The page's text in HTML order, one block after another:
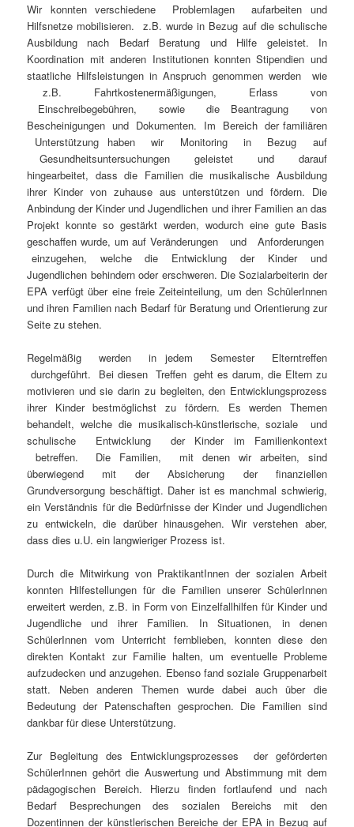
Wir konnten verschiedene Problemlagen aufarbeiten und
Hilfsnetze mobilisieren. z.B. wurde in Bezug auf die schulische
Ausbildung nach Bedarf Beratung und Hilfe geleistet. In
Koordination mit anderen Institutionen konnten Stipendien und
staatliche Hilfsleistungen in Anspruch genommen werden wie
z.B. Fahrtkostenermäßigungen, Erlass von
Einschreibegebühren, sowie die Beantragung von
Bescheinigungen und Dokumenten. Im Bereich der familiären
Unterstützung haben wir Monitoring in Bezug auf
Gesundheitsuntersuchungen geleistet und darauf
hingearbeitet, dass die Familien die musikalische Ausbildung
ihrer Kinder von zuhause aus unterstützen und fördern. Die
Anbindung der Kinder und Jugendlichen und ihrer Familien an das
Projekt konnte so gestärkt werden, wodurch eine gute Basis
geschaffen wurde, um auf Veränderungen und Anforderungen
einzugehen, welche die Entwicklung der Kinder und
Jugendlichen behindern oder erschweren. Die Sozialarbeiterin der
EPA verfügt über eine freie Zeiteinteilung, um den SchülerInnen
und ihren Familien nach Bedarf für Beratung und Orientierung zur
Seite zu stehen.
Regelmäßig werden in jedem Semester Elterntreffen
durchgeführt. Bei diesen Treffen geht es darum, die Eltern zu
motivieren und sie darin zu begleiten, den Entwicklungsprozess
ihrer Kinder bestmöglichst zu fördern. Es werden Themen
behandelt, welche die musikalisch-künstlerische, soziale und
schulische Entwicklung der Kinder im Familienkontext
betreffen. Die Familien, mit denen wir arbeiten, sind
überwiegend mit der Absicherung der finanziellen
Grundversorgung beschäftigt. Daher ist es manchmal schwierig,
ein Verständnis für die Bedürfnisse der Kinder und Jugendlichen
zu entwickeln, die darüber hinausgehen. Wir verstehen aber,
dass dies u.U. ein langwieriger Prozess ist.
Durch die Mitwirkung von PraktikantInnen der sozialen Arbeit
konnten Hilfestellungen für die Familien unserer SchülerInnen
erweitert werden, z.B. in Form von Einzelfallhilfen für Kinder und
Jugendliche und ihrer Familien. In Situationen, in denen
SchülerInnen vom Unterricht fernblieben, konnten diese den
direkten Kontakt zur Familie halten, um eventuelle Probleme
aufzudecken und anzugehen. Ebenso fand soziale Gruppenarbeit
statt. Neben anderen Themen wurde dabei auch über die
Bedeutung der Patenschaften gesprochen. Die Familien sind
dankbar für diese Unterstützung.
Zur Begleitung des Entwicklungsprozesses der geförderten
SchülerInnen gehört die Auswertung und Abstimmung mit dem
pädagogischen Bereich. Hierzu finden fortlaufend und nach
Bedarf Besprechungen des sozialen Bereichs mit den
Dozentinnen der künstlerischen Bereiche der EPA in Bezug auf